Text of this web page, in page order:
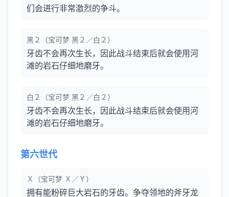
们会进行非常激烈的争斗。
黑２（宝可梦 黑２／白２）
牙齿不会再次生长，因此战斗结束后就会使用河
滩的岩石仔细地磨牙。
白２（宝可梦 黑２／白２）
牙齿不会再次生长，因此战斗结束后就会使用河
滩的岩石仔细地磨牙。
第六世代
Ｘ（宝可梦 Ｘ／Ｙ）
拥有能粉碎巨大岩石的牙齿。争夺领地的斧牙龙